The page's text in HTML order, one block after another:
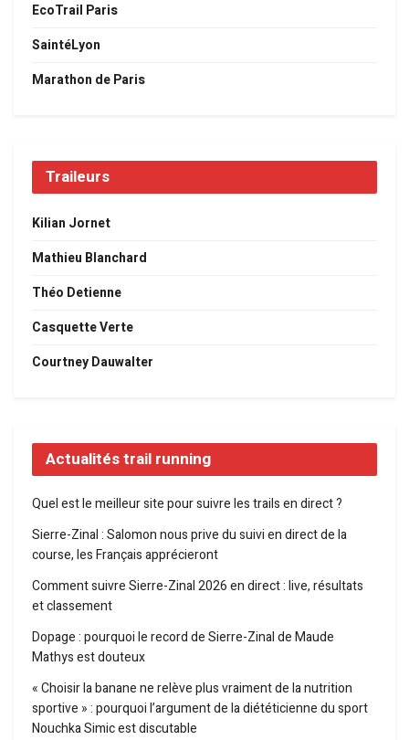
EcoTrail Paris
SaintéLyon
Marathon de Paris
Traileurs
Kilian Jornet
Mathieu Blanchard
Théo Detienne
Casquette Verte
Courtney Dauwalter
Actualités trail running
Quel est le meilleur site pour suivre les trails en direct ?
Sierre-Zinal : Salomon nous prive du suivi en direct de la
course, les Français apprécieront
Comment suivre Sierre-Zinal 2026 en direct : live, résultats
et classement
Dopage : pourquoi le record de Sierre-Zinal de Maude
Mathys est douteux
« Choisir la banane ne relève plus vraiment de la nutrition
sportive » : pourquoi l’argument de la diététicienne du sport
Nouchka Simic est discutable